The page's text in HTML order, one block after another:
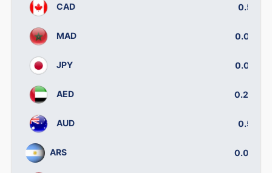
CAD 0.5925
MAD 0.07032
JPY 0.00521
AED 0.20058
AUD 0.5810
ARS 0.00032